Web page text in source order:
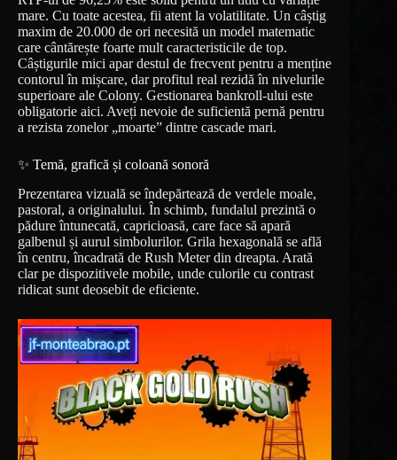
mare. Cu toate acestea, fii atent la volatilitate. Un câștig
maxim de 20.000 de ori necesită un model matematic
care cântărește foarte mult caracteristicile de top.
Câștigurile mici apar destul de frecvent pentru a menține
contorul în mișcare, dar profitul real rezidă în nivelurile
superioare ale Colony. Gestionarea bankroll-ului este
obligatorie aici. Aveți nevoie de suficientă pernă pentru
a rezista zonelor „moarte” dintre cascade mari.
✨ Temă, grafică și coloană sonoră
Prezentarea vizuală se îndepărtează de verdele moale,
pastoral, a originalului. În schimb, fundalul prezintă o
pădure întunecată, capricioasă, care face să apară
galbenul și aurul simbolurilor. Grila hexagonală se află
în centru, încadrată de Rush Meter din dreapta. Arată
clar pe dispozitivele mobile, unde culorile cu contrast
ridicat sunt deosebit de eficiente.